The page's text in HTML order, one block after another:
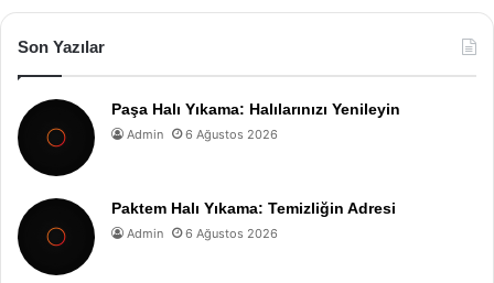
Son Yazılar
Paşa Halı Yıkama: Halılarınızı Yenileyin
Admin 6 Ağustos 2026
Paktem Halı Yıkama: Temizliğin Adresi
Admin 6 Ağustos 2026